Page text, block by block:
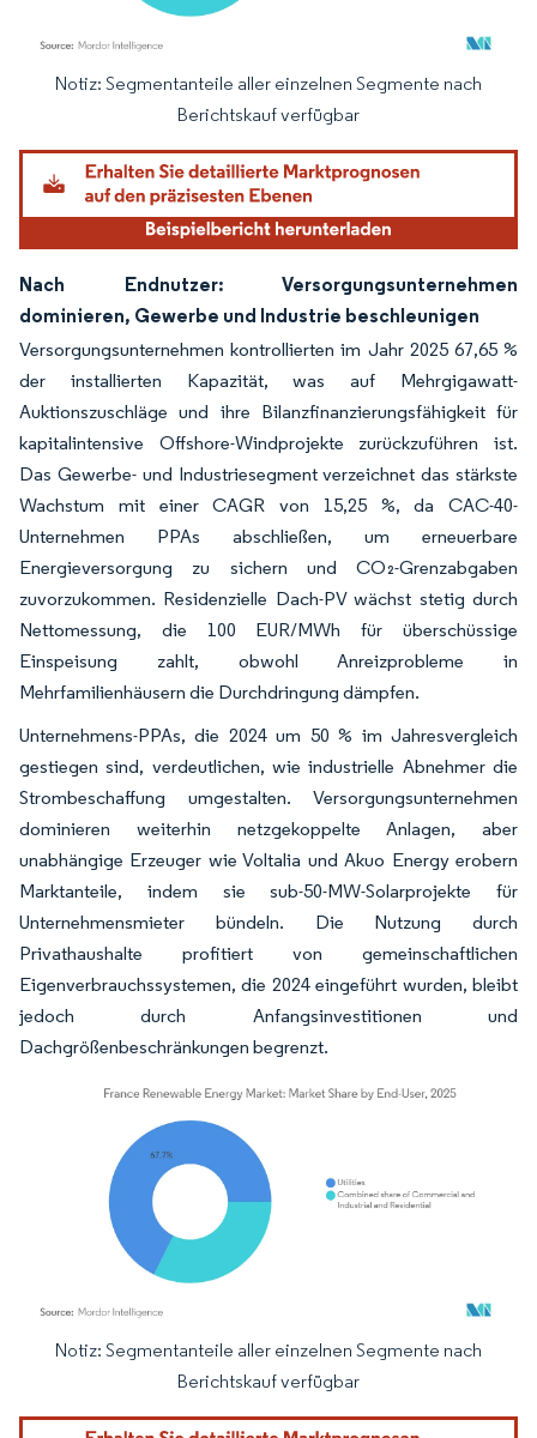
Bild © Mordor Intelligence. Wiederverwendung erfordert Namensnennung
Notiz: Segmentanteile aller einzelnen Segmente nach
Berichtskauf verfügbar
Nach Endnutzer: Versorgungsunternehmen
dominieren, Gewerbe und Industrie beschleunigen
Versorgungsunternehmen kontrollierten im Jahr 2025 67,65 %
der installierten Kapazität, was auf Mehrgigawatt-
Auktionszuschläge und ihre Bilanzfinanzierungsfähigkeit für
kapitalintensive Offshore-Windprojekte zurückzuführen ist.
Das Gewerbe- und Industriesegment verzeichnet das stärkste
Wachstum mit einer CAGR von 15,25 %, da CAC-40-
Unternehmen PPAs abschließen, um erneuerbare
Energieversorgung zu sichern und CO₂-Grenzabgaben
zuvorzukommen. Residenzielle Dach-PV wächst stetig durch
Nettomessung, die 100 EUR/MWh für überschüssige
Einspeisung zahlt, obwohl Anreizprobleme in
Mehrfamilienhäusern die Durchdringung dämpfen.
Unternehmens-PPAs, die 2024 um 50 % im Jahresvergleich
gestiegen sind, verdeutlichen, wie industrielle Abnehmer die
Strombeschaffung umgestalten. Versorgungsunternehmen
dominieren weiterhin netzgekoppelte Anlagen, aber
unabhängige Erzeuger wie Voltalia und Akuo Energy erobern
Marktanteile, indem sie sub-50-MW-Solarprojekte für
Unternehmensmieter bündeln. Die Nutzung durch
Privathaushalte profitiert von gemeinschaftlichen
Eigenverbrauchssystemen, die 2024 eingeführt wurden, bleibt
jedoch durch Anfangsinvestitionen und
Dachgrößenbeschränkungen begrenzt.
Bild © Mordor Intelligence. Wiederverwendung erfordert Namensnennung
Notiz: Segmentanteile aller einzelnen Segmente nach
Berichtskauf verfügbar